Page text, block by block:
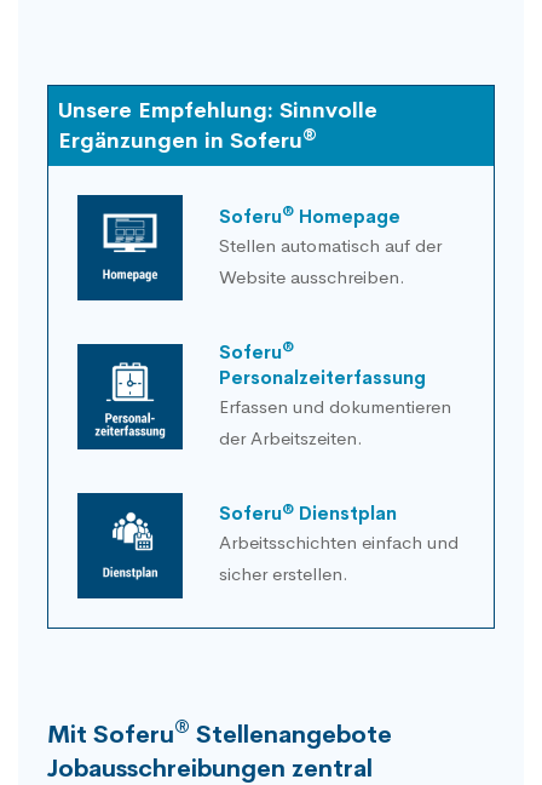
Unsere Empfehlung: Sinnvolle
Ergänzungen in Soferu®
Soferu®Homepage
Stellen automatisch auf der
Website ausschreiben.
Soferu®
Personalzeiterfassung
Erfassen und dokumentieren
der Arbeitszeiten.
Soferu®Dienstplan
Arbeitsschichten einfach und
sicher erstellen.
Mit Soferu® Stellenangebote
Jobausschreibungen zentral